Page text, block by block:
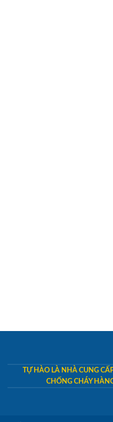
TỰ HÀO LÀ NHÀ CUNG
CHỐNG CHÁY